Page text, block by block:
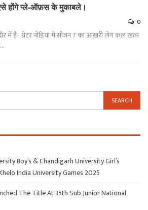
होंगे प्ले-ऑफ़स के मुकाबले।
0
में है। ग्रेटर नोडिया में सीजन 7 का आख़री लेग कल खत्म
Boy’s & Chandigarh University Girl’s
India University Games 2025
The Title At 35th Sub Junior National